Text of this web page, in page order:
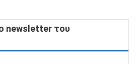
newsletter του